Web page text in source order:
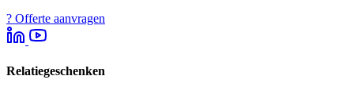
? Offerte aanvragen
Relatiegeschenken